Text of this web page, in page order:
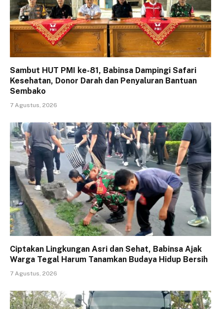
Sambut HUT PMI ke-81, Babinsa Dampingi Safari
Kesehatan, Donor Darah dan Penyaluran Bantuan
Sembako
7 Agustus, 2026
Ciptakan Lingkungan Asri dan Sehat, Babinsa Ajak
Warga Tegal Harum Tanamkan Budaya Hidup Bersih
7 Agustus, 2026